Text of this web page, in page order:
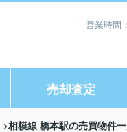
営業時間
売却査定
相模線 橋本駅の売買物件